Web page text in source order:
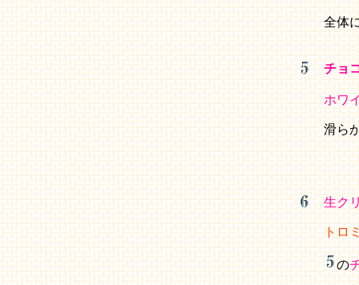
全体
チョ
ホワ
滑ら
生ク
トロ
の